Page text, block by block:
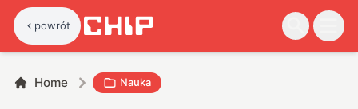
powrót
Home Nauka